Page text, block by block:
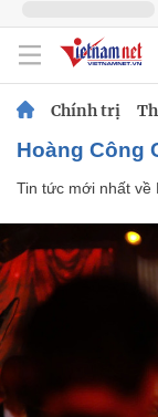
Chính trị
Hoàng
Tin tức mới nhất về